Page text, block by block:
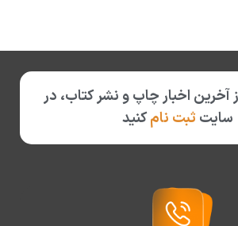
آخرین اخبار چاپ و نشر کتاب، در
سایت ثبت نامکنید